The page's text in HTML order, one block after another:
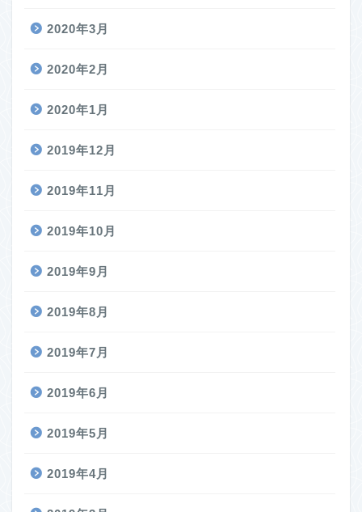
2020年3月
2020年2月
2020年1月
2019年12月
2019年11月
2019年10月
2019年9月
2019年8月
2019年7月
2019年6月
2019年5月
2019年4月